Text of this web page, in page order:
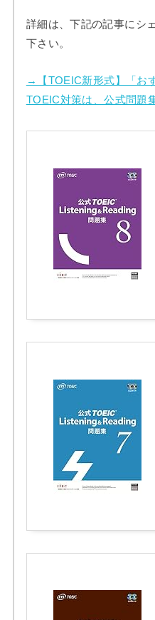
詳細は、下記の記事にシ
下さい。
→【TOEIC新形式】「お
TOEIC対策は、公式問題